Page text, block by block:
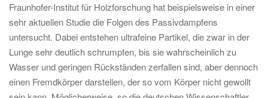
Fraunhofer-Institut für Holzforschung hat beispielsweise in einer
sehr aktuellen Studie die Folgen des Passivdampfens
untersucht. Dabei entstehen ultrafeine Partikel, die zwar in der
Lunge sehr deutlich schrumpfen, bis sie wahrscheinlich zu
Wasser und geringen Rückständen zerfallen sind, aber dennoch
einen Fremdkörper darstellen, der so vom Körper nicht gewollt